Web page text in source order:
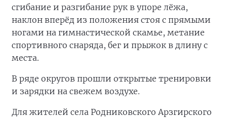
сгибание и разгибание рук в упоре лёжа,
наклон вперёд из положения стоя с прямыми
ногами на гимнастической скамье, метание
спортивного снаряда, бег и прыжок в длину с
места.
В ряде округов прошли открытые тренировки
и зарядки на свежем воздухе.
Для жителей села Родниковского Арзгирского